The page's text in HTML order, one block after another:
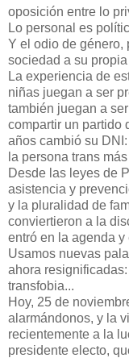
oposición entre lo
Lo personal es
Y el odio de género,
sociedad a su
La experiencia de
niñas juegan a ser
también juegan a
compartir un partido
años cambió su
la persona trans
Desde las leyes de
asistencia y
y la pluralidad de
conviertieron a la
entró en la agenda
Usamos nuevas
ahora
transfobia...
Hoy, 25 de
alarmándonos, y la
recientemente a la
presidente electo,